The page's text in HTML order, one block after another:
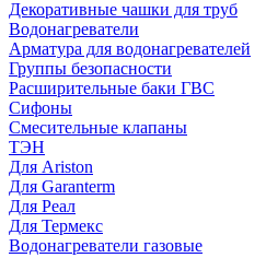
Декоративные чашки для труб
Водонагреватели
Арматура для водонагревателей
Группы безопасности
Расширительные баки ГВС
Сифоны
Смесительные клапаны
ТЭН
Для Ariston
Для Garanterm
Для Реал
Для Термекс
Водонагреватели газовые